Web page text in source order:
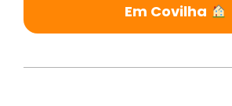
Em Covilha